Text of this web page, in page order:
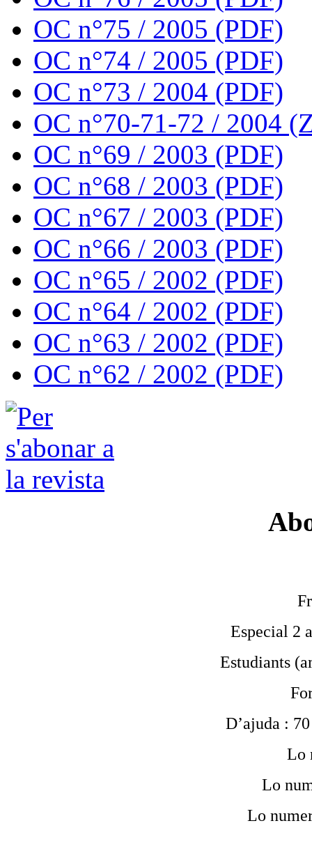
OC n°75 / 2005 (PDF)
OC n°74 / 2005 (PDF)
OC n°73 / 2004 (PDF)
OC n°70-71-72 / 2004
OC n°69 / 2003 (PDF)
OC n°68 / 2003 (PDF)
OC n°67 / 2003 (PDF)
OC n°66 / 2003 (PDF)
OC n°65 / 2002 (PDF)
OC n°64 / 2002 (PDF)
OC n°63 / 2002 (PDF)
OC n°62 / 2002 (PDF)
Especial 2
Estudiants
D’ajuda :
Lo
Lo
Lo